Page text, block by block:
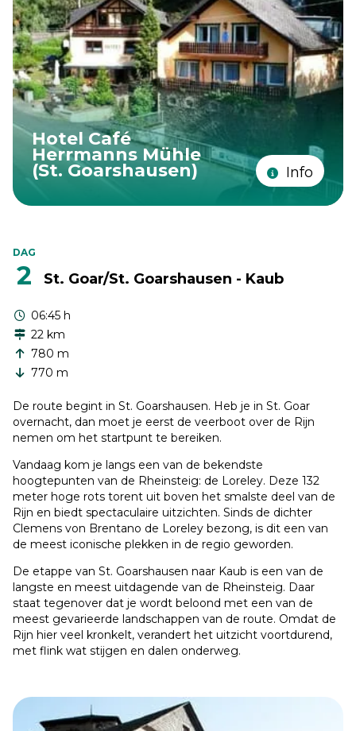
Hotel Café
Herrmanns Mühle
(St. Goarshausen) Info
DAG
2 St. Goar/St. Goarshausen - Kaub
06:45 h
22 km
780 m
770 m
De route begint in St. Goarshausen. Heb je in St. Goar
overnacht, dan moet je eerst de veerboot over de Rijn
nemen om het startpunt te bereiken.
Vandaag kom je langs een van de bekendste
hoogtepunten van de Rheinsteig: de Loreley. Deze 132
meter hoge rots torent uit boven het smalste deel van de
Rijn en biedt spectaculaire uitzichten. Sinds de dichter
Clemens von Brentano de Loreley bezong, is dit een van
de meest iconische plekken in de regio geworden.
De etappe van St. Goarshausen naar Kaub is een van de
langste en meest uitdagende van de Rheinsteig. Daar
staat tegenover dat je wordt beloond met een van de
meest gevarieerde landschappen van de route. Omdat de
Rijn hier veel kronkelt, verandert het uitzicht voortdurend,
met flink wat stijgen en dalen onderweg.